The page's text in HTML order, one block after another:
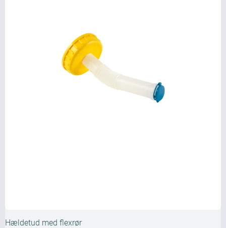
Hældetud med flexrør